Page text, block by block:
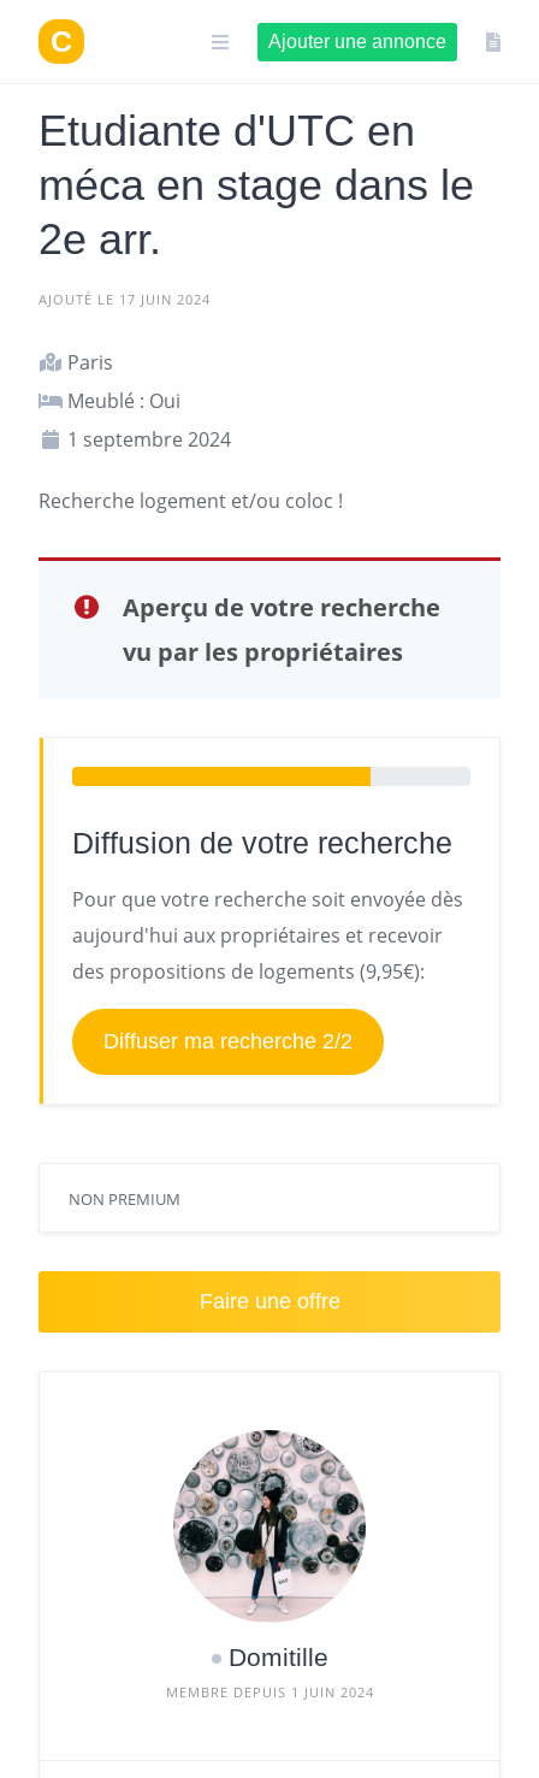
contenu
Ajouter une annonce
Etudiante d'UTC en
méca en stage dans le
2e arr.
AJOUTÉ LE 17 JUIN 2024
Paris
Meublé : Oui
1 septembre 2024
Recherche logement et/ou coloc !
Aperçu de votre recherche
vu par les propriétaires
Diffusion de votre recherche
Pour que votre recherche soit envoyée dès
aujourd'hui aux propriétaires et recevoir
des propositions de logements (9,95€):
Diffuser ma recherche 2/2
NON PREMIUM
Faire une offre
Domitille
MEMBRE DEPUIS 1 JUIN 2024